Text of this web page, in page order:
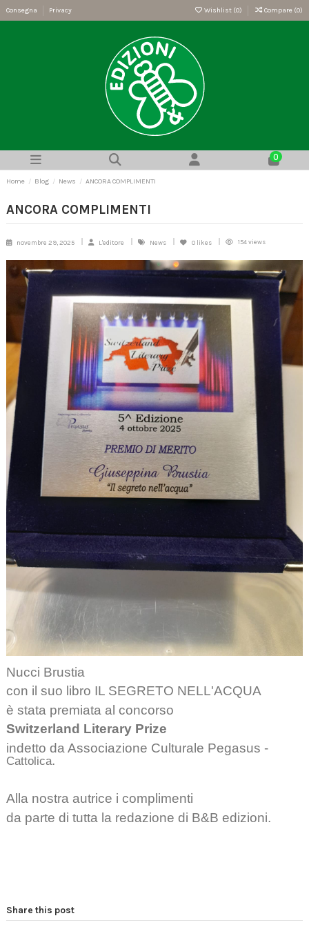
Consegna Privacy Wishlist (0) Compare (0)
0
Home Blog News ANCORA COMPLIMENTI
ANCORA COMPLIMENTI
novembre 29, 2025 L'editore News 0 likes 154 views
Nucci Brustia
con il suo libro IL SEGRETO NELL'ACQUA
è stata premiata al concorso
Switzerland Literary Prize
indetto da Associazione Culturale Pegasus -
Cattolica.
Alla nostra autrice i complimenti
da parte di tutta la redazione di B&B edizioni.
Share this post